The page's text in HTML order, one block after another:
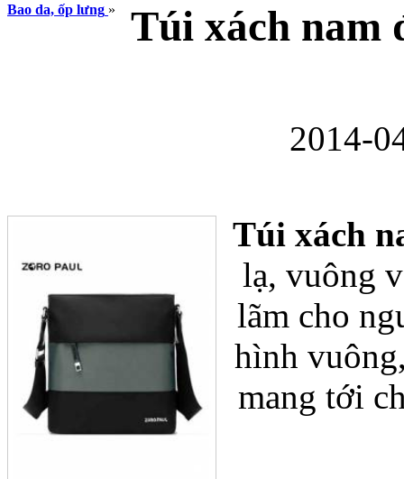
Bao da Samsung
Ốp lưng Samsung
Bao da, ốp lưng » Túi xách nam
2014-
Túi xách
lạ, vuông
lãm cho
hình
mang tới